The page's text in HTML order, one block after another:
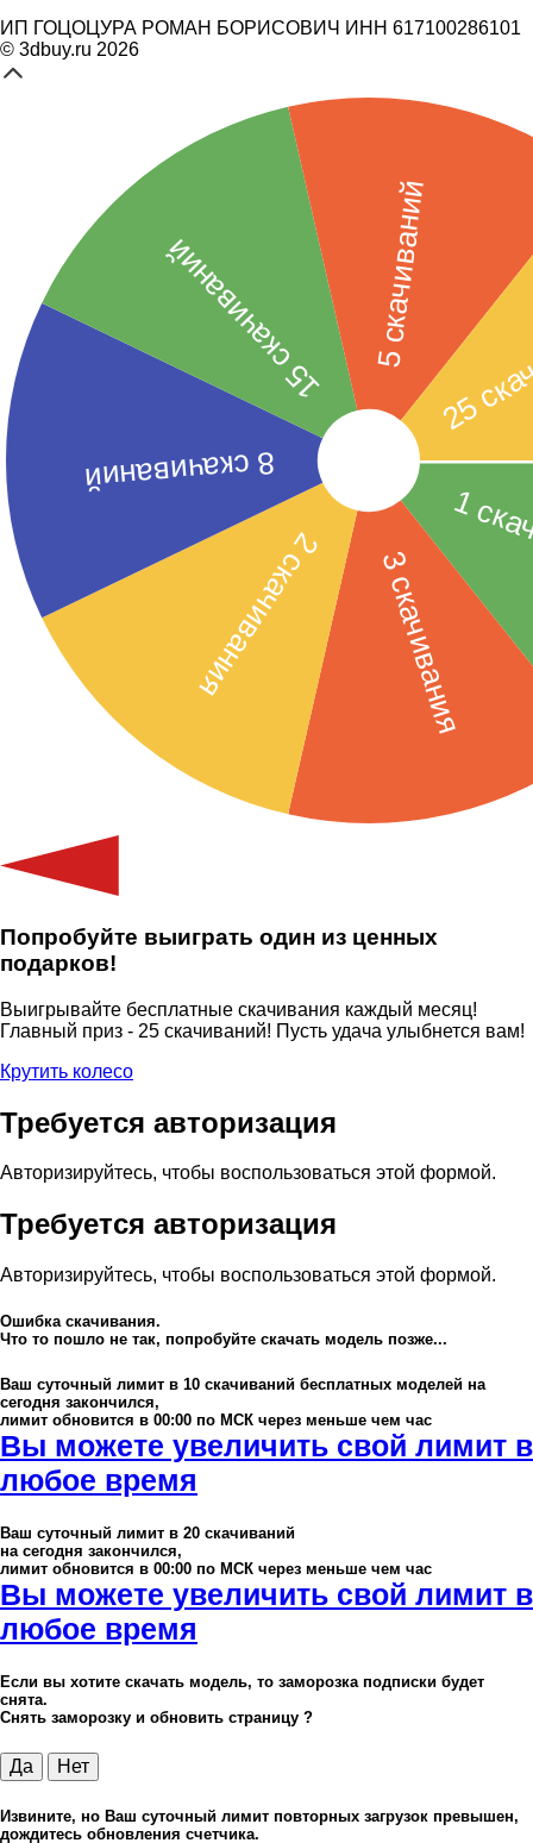
ИП ГОЦОЦУРА РОМАН БОРИСОВИЧ ИНН 617100286101
© 3dbuy.ru 2026
Попробуйте выиграть один из ценных
подарков!
Выигрывайте бесплатные скачивания каждый месяц!
Главный приз - 25 скачиваний! Пусть удача улыбнется вам!
Крутить колесо
Требуется авторизация
Авторизируйтесь, чтобы воспользоваться этой формой.
Требуется авторизация
Авторизируйтесь, чтобы воспользоваться этой формой.
Ошибка скачивания.
Что то пошло не так, попробуйте скачать модель позже...
Ваш суточный лимит в 10 скачиваний бесплатных моделей на
сегодня закончился,
лимит обновится в 00:00 по МСК через меньше чем час
Вы можете увеличить свой лимит в
любое время
Ваш суточный лимит в 20 скачиваний
на сегодня закончился,
лимит обновится в 00:00 по МСК через меньше чем час
Вы можете увеличить свой лимит в
любое время
Если вы хотите скачать модель, то заморозка подписки будет
снята.
Снять заморозку и обновить страницу ?
Да Нет
Извините, но Ваш суточный лимит повторных загрузок превышен,
дождитесь обновления счетчика.